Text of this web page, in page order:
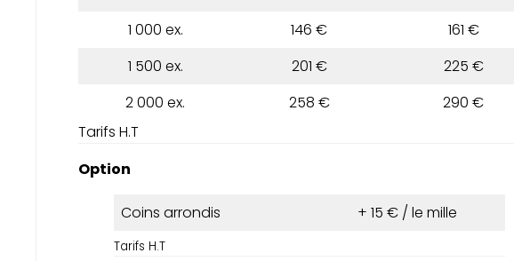
1 000 ex.
146 €
161 €
1 500 ex.
201 €
225 €
2 000 ex.
258 €
290 €
Tarifs H.T
Option
Coins arrondis + 15 € / le mille
Tarifs H.T